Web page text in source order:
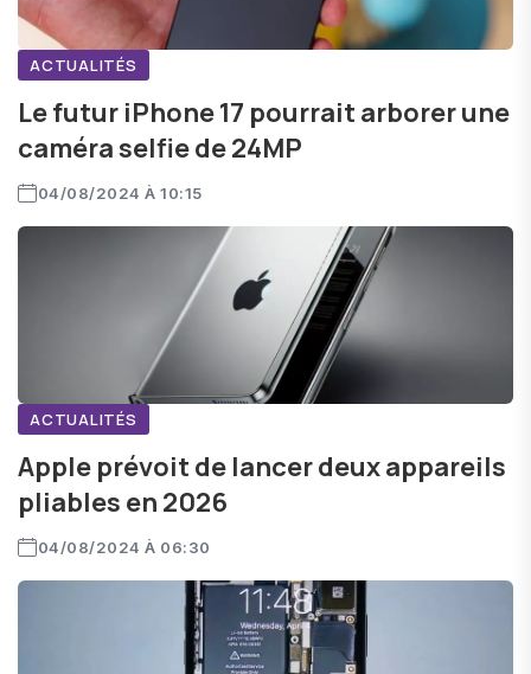
ACTUALITÉS
Le futur iPhone 17 pourrait arborer une
caméra selfie de 24MP
04/08/2024 À 10:15
ACTUALITÉS
Apple prévoit de lancer deux appareils
pliables en 2026
04/08/2024 À 06:30